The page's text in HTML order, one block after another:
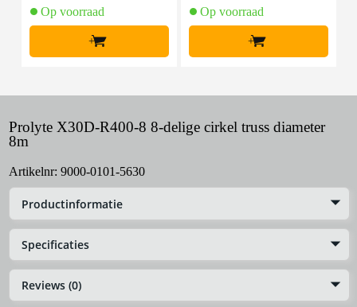
Op voorraad
+
Op voorraad
+
Prolyte X30D-R400-8 8-delige cirkel truss diameter
8m
Artikelnr: 9000-0101-5630
Productinformatie
Specificaties
Reviews (0)